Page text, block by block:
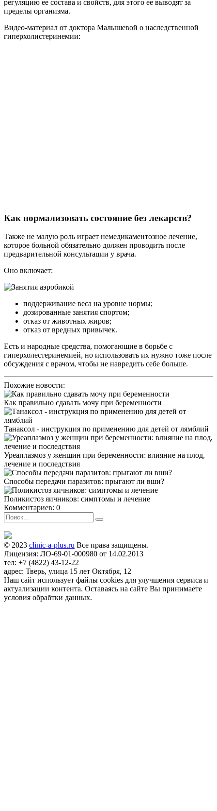
регуляцию ее состава и свойств, для этого ее выводят за
пределы организма.
Видео-материал от доктора Малышевой о наследственной
гиперхолистеринемии:
Как нормализовать состояние без лекарств?
Также не малую роль играет немедикаментозное лечение,
которое больной обязательно должен проводить после
предварительной консультации у врача.
Оно включает:
поддерживание веса на уровне нормы;
дозированные занятия спортом;
отказ от животных жиров;
отказ от вредных привычек.
Есть и народные средства, помогающие в борьбе с
гиперхолестеринемией, но использовать их нужно тоже после
обсуждения с врачом, чтобы не навредить себе больше.
Похожие новости:
Как правильно сдавать мочу при беременности
Танаксол - инструкция по применению для детей от лямблий
Уреаплазмоз у женщин при беременности: влияние на плод,
лечение и последствия
Способы передачи паразитов: прыгают ли вши?
Поликистоз яичников: симптомы и лечение
Комментариев: 0
© 2023 clinic-a-plus.ru Все права защищены.
Лицензия: ЛО-69-01-000980 от 14.02.2013
тел: +7 (4822) 43-12-22
адрес: Тверь, улица 15 лет Октября, 12
Наш сайт использует файлы cookies для улучшения сервиса и
актуализации контента. Оставаясь на сайте Вы принимаете
условия обрабтки данных.